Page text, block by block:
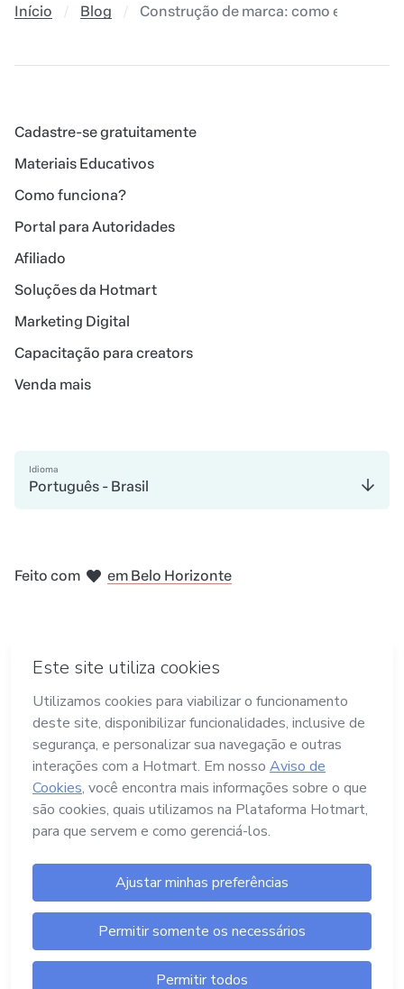
Início Blog Construção de marca: como entregar
Cadastre-se gratuitamente
Materiais Educativos
Como funciona?
Portal para Autoridades
Afiliado
Soluções da Hotmart
Marketing Digital
Capacitação para creators
Venda mais
Idioma
Português - Brasil
Feito com em Belo Horizonte
Termos e Políticas
Hotmart — 2011- 2026 © Todos os direitos
reservados
Ltda.
CNPJ nº. 13.427.325/0001-05
Endereço: Avenida Assis Chateaubriand, nº
499, Bairro Floresta, Belo Horizonte -MG, CEP
nº 30.150-101
Central de Ajuda